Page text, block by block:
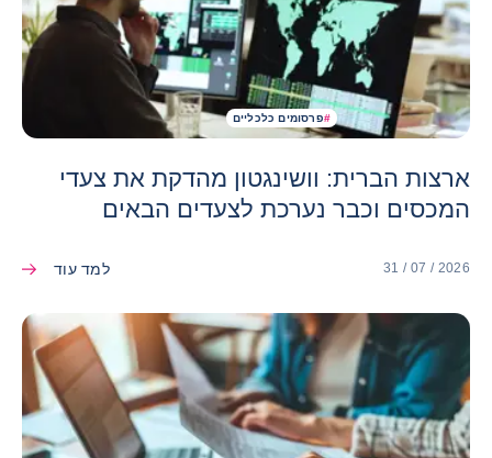
#פרסומים כלכליים
ארצות הברית: וושינגטון מהדקת את צעדי
המכסים וכבר נערכת לצעדים הבאים
31 / 07 / 2026 למד עוד